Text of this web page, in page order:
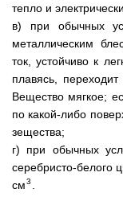
тепло и
в) при обычных
металлическим
ток, устойчиво к
плавясь, переходит
Вещество мягкое;
по какой-либо
зещества;
г) при обычных
серебристо-белого
см3